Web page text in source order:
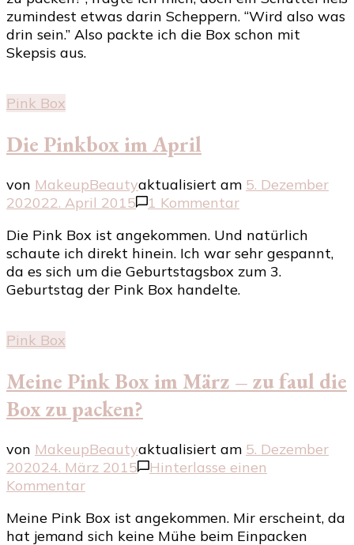
zumindest etwas darin Scheppern. “Wird also was
drin sein.” Also packte ich die Box schon mit
Skepsis aus.
Pink Box
Die Pinkbox im April
von MakeupBeautyaktualisiert am 5. Dezember
202022. April 2015 1 Kommentarzu
Pinkbox
im
April
Die Pink Box ist angekommen. Und natürlich
schaute ich direkt hinein. Ich war sehr gespannt,
da es sich um die Geburtstagsbox zum 3.
Geburtstag der Pink Box handelte.
Pink Box
Meine Pink Box im März – zu faul die
Box zu packen?
von MakeupBeautyaktualisiert am 5. Dezember
202024. März 2015
Hinterlasse einen
Kommentarzu
Pink
Box
Meine Pink Box ist angekommen. Mir erscheint, da
hat jemand sich keine Mühe beim Einpacken